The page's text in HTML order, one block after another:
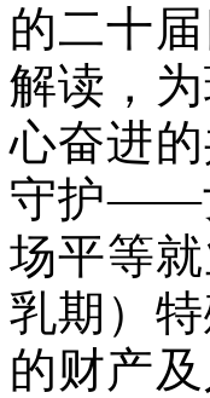
的二十
解读，
心奋进
守护——
场平等
乳期）
的财产